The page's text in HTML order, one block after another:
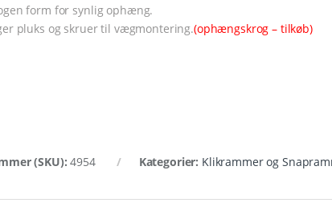
form for synlig ophæng.
pluks og skruer til vægmontering.(ophængskrog – tilkøb)
(SKU):4954 Kategorier: Klikrammer og